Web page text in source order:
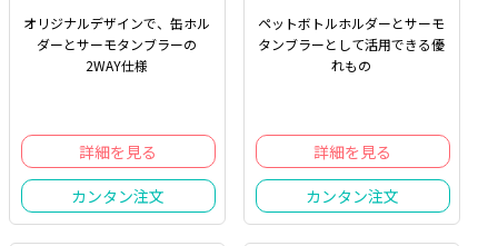
オリジナルデザインで、缶ホル
ダーとサーモタンブラーの
2WAY仕様
詳細を見る
カンタン注文
ペットボトルホルダーとサーモ
タンブラーとして活用できる優
れもの
詳細を見る
カンタン注文